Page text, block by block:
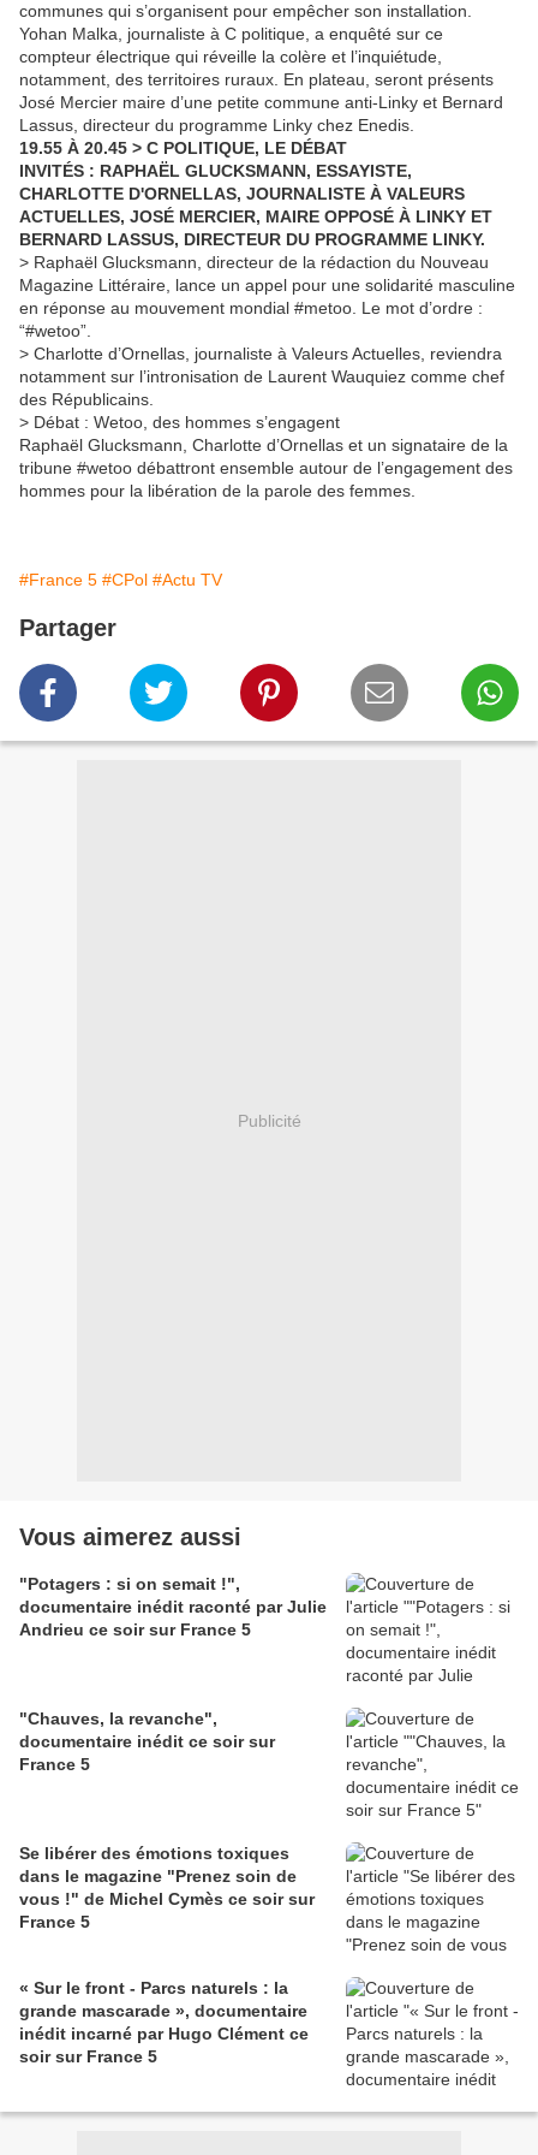
communes qui s’organisent pour empêcher son installation.
Yohan Malka, journaliste à C politique, a enquêté sur ce
compteur électrique qui réveille la colère et l’inquiétude,
notamment, des territoires ruraux. En plateau, seront présents
José Mercier maire d’une petite commune anti-Linky et Bernard
Lassus, directeur du programme Linky chez Enedis.
19.55 À 20.45 > C POLITIQUE, LE DÉBAT
INVITÉS : RAPHAËL GLUCKSMANN, ESSAYISTE,
CHARLOTTE D'ORNELLAS, JOURNALISTE À VALEURS
ACTUELLES, JOSÉ MERCIER, MAIRE OPPOSÉ À LINKY ET
BERNARD LASSUS, DIRECTEUR DU PROGRAMME LINKY.
> Raphaël Glucksmann, directeur de la rédaction du Nouveau
Magazine Littéraire, lance un appel pour une solidarité masculine
en réponse au mouvement mondial #metoo. Le mot d’ordre :
“#wetoo”.
> Charlotte d’Ornellas, journaliste à Valeurs Actuelles, reviendra
notamment sur l’intronisation de Laurent Wauquiez comme chef
des Républicains.
> Débat : Wetoo, des hommes s’engagent
Raphaël Glucksmann, Charlotte d’Ornellas et un signataire de la
tribune #wetoo débattront ensemble autour de l’engagement des
hommes pour la libération de la parole des femmes.
#France 5 #CPol #Actu TV
Partager
Publicité
Vous aimerez aussi
"Potagers : si on semait !",
documentaire inédit raconté par Julie
Andrieu ce soir sur France 5
"Chauves, la revanche",
documentaire inédit ce soir sur
France 5
Se libérer des émotions toxiques
dans le magazine "Prenez soin de
vous !" de Michel Cymès ce soir sur
France 5
« Sur le front - Parcs naturels : la
grande mascarade », documentaire
inédit incarné par Hugo Clément ce
soir sur France 5